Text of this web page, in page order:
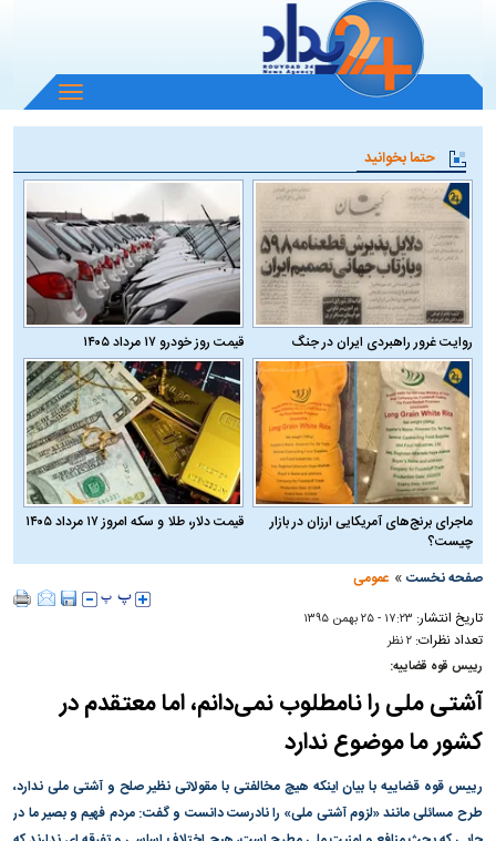
باز
و
منو
حتما بخوانید
روایت غرور راهبردی ایران در جنگ قیمت روز خودرو ۱۷ مرداد ۱۴۰۵
ماجرای برنج‌های آمریکایی ارزان در بازار
چیست؟
قیمت دلار، طلا و سکه امروز ۱۷ مرداد ۱۴۰۵
صفحه نخست » عمومی
تاریخ انتشار: ۱۷:۲۳ - ۲۵ بهمن ۱۳۹۵
تعداد نظرات:۲ نظر
رییس قوه قضاییه:
آشتی ملی را نامطلوب نمی‌دانم، اما معتقدم در
کشور ما موضوع ندارد
رییس قوه قضاییه با بیان اینکه هیچ مخالفتی با مقولاتی نظیر صلح و آشتی ملی ندارد،
طرح مسائلی مانند «لزوم آشتی ملی» را نادرست دانست و گفت: مردم فهیم و بصیر ما در